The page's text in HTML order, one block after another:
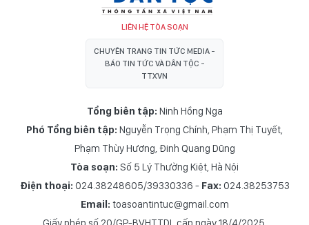
LIÊN HỆ TÒA SOẠN
CHUYÊN TRANG TIN TỨC MEDIA -
BÁO TIN TỨC VÀ DÂN TỘC -
TTXVN
Tổng biên tập: Ninh Hồng Nga
Phó Tổng biên tập: Nguyễn Trọng Chính, Phạm Thị Tuyết,
Phạm Thùy Hương, Đinh Quang Dũng
Tòa soạn: Số 5 Lý Thường Kiệt, Hà Nội
Điện thoại: 024.38248605/39330336 - Fax: 024.38253753
Email: toasoantintuc@gmail.com